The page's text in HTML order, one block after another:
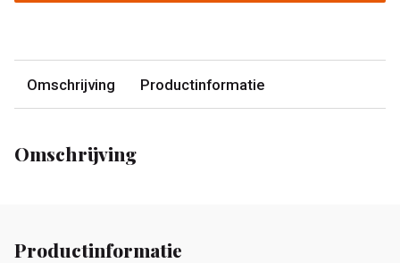
Omschrijving Productinformatie
Omschrijving
Productinformatie